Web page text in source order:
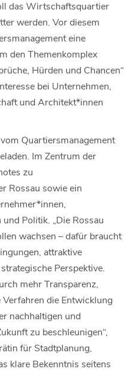
das Wirtschaftsquartier
werden. Vor diesem
eine
den Themenkomplex
Hürden und Chancen“
bei Unternehmen,
und Architekt*innen
Quartiersmanagement
Im Zentrum der
zu
Rossau sowie ein
Politik. „Die Rossau
wachsen – dafür braucht
attraktive
Perspektive.
mehr Transparenz,
die Entwicklung
nachhaltigen und
zu beschleunigen“,
für Stadtplanung,
klare Bekenntnis seitens